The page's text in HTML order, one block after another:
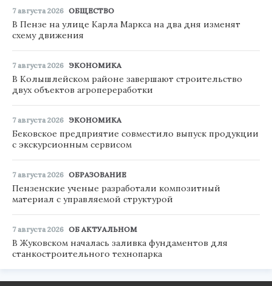
7 августа 2026 ОБЩЕСТВО
В Пензе на улице Карла Маркса на два дня изменят
схему движения
7 августа 2026 ЭКОНОМИКА
В Колышлейском районе завершают строительство
двух объектов агропереработки
7 августа 2026 ЭКОНОМИКА
Бековское предприятие совместило выпуск продукции
с экскурсионным сервисом
7 августа 2026 ОБРАЗОВАНИЕ
Пензенские ученые разработали композитный
материал с управляемой структурой
7 августа 2026 ОБ АКТУАЛЬНОМ
В Жуковском началась заливка фундаментов для
станкостроительного технопарка